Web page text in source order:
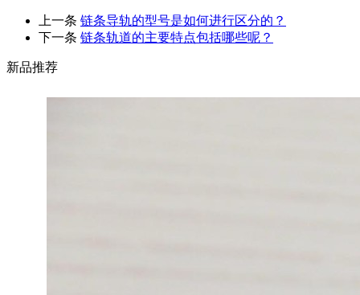
上一条 链条导轨的型号是如何进行区分的？
下一条 链条轨道的主要特点包括哪些呢？
新品推荐